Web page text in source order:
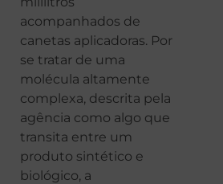
acompanhados de
canetas aplicadoras. Por
se tratar de uma
molécula altamente
complexa, descrita pela
agência como algo que
transita entre um
produto sintético e
biológico, a